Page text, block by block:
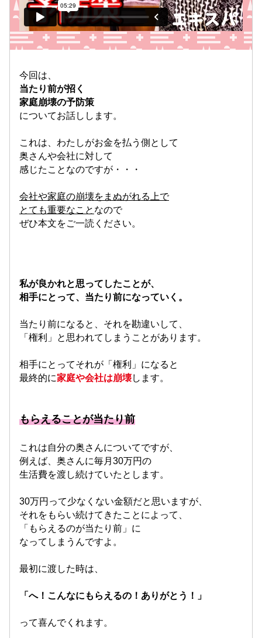
今回は、
当たり前が招く
家庭崩壊の予防策
についてお話しします。
これは、わたしがお金を払う側として
奥さんや会社に対して
感じたことなのですが・・・
会社や家庭の崩壊をまぬがれる上で
とても重要なこと なので
ぜひ本文をご一読ください。
私が良かれと思ってしたことが、
相手にとって、当たり前になっていく。
当たり前になると、それを勘違いして、
「権利」と思われてしまうことがあります。
相手にとってそれが「権利」になると
最終的に家庭や会社は崩壊します。
もらえることが当たり前
これは自分の奥さんについてですが、
例えば、奥さんに毎月30万円の
生活費を渡し続けていたとします。
30万円って少なくない金額だと思いますが、
それをもらい続けてきたことによって、
「もらえるのが当たり前」に
なってしまうんですよ。
最初に渡した時は、
「へ！こんなにもらえるの！ありがとう！」
って喜んでくれます。